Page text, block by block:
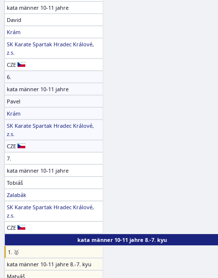
kata männer 10-11 jahre
David
Krám
SK Karate Spartak Hradec Králové,
z.s.
CZE
6.
kata männer 10-11 jahre
Pavel
Krám
SK Karate Spartak Hradec Králové,
z.s.
CZE
7.
kata männer 10-11 jahre
Tobiáš
Zalabák
SK Karate Spartak Hradec Králové,
z.s.
CZE
kata männer 10-11 jahre 8.-7. kyu
1. 🥇
kata männer 10-11 jahre 8.-7. kyu
Matyáš